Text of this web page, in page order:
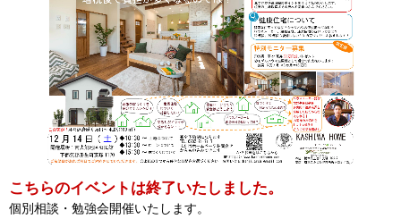
こちらのイベントは終了いたしました。
個別相談・勉強会開催いたします。